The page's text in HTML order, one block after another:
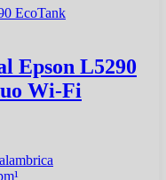
Epson L5290
Wi-Fi